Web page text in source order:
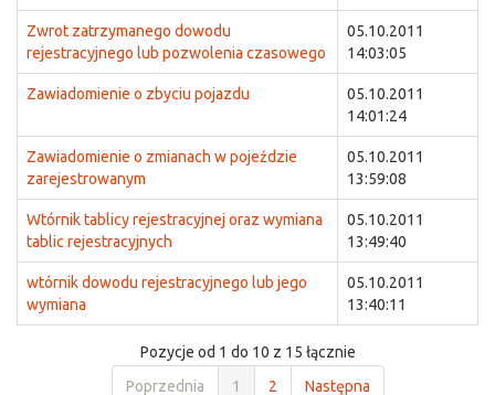
Zwrot zatrzymanego dowodu
rejestracyjnego lub pozwolenia czasowego
05.10.2011
14:03:05
Zawiadomienie o zbyciu pojazdu
05.10.2011
14:01:24
Zawiadomienie o zmianach w pojeździe
zarejestrowanym
05.10.2011
13:59:08
Wtórnik tablicy rejestracyjnej oraz wymiana
tablic rejestracyjnych
05.10.2011
13:49:40
wtórnik dowodu rejestracyjnego lub jego
wymiana
05.10.2011
13:40:11
Pozycje od 1 do 10 z 15 łącznie
Poprzednia
1 2 Następna